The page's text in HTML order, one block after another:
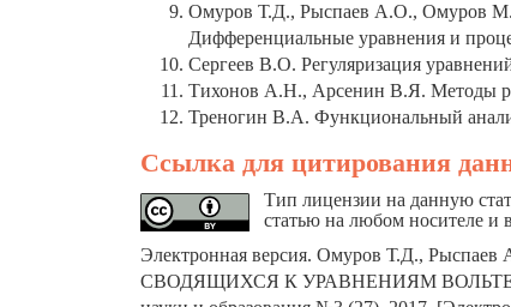
Омуров Т.Д., Рыспаев А.О., Омуров
Дифференциальные уравнения и
Сергеев В.О. Регуляризация
Тихонов А.Н., Арсенин В.Я. Методы
Треногин В.А. Функциональный
Ссылка для цитирования
Тип лицензии на данную
статью на любом носителе и
Электронная версия. Омуров Т.Д.,
СВОДЯЩИХСЯ К УРАВНЕНИЯМ